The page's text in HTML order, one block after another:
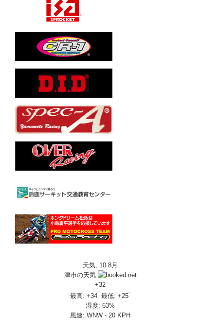
天気, 10 8月
津市の天気
+32
最高:+34° 最低:+25°
湿度:63%
風速:WNW - 20 KPH